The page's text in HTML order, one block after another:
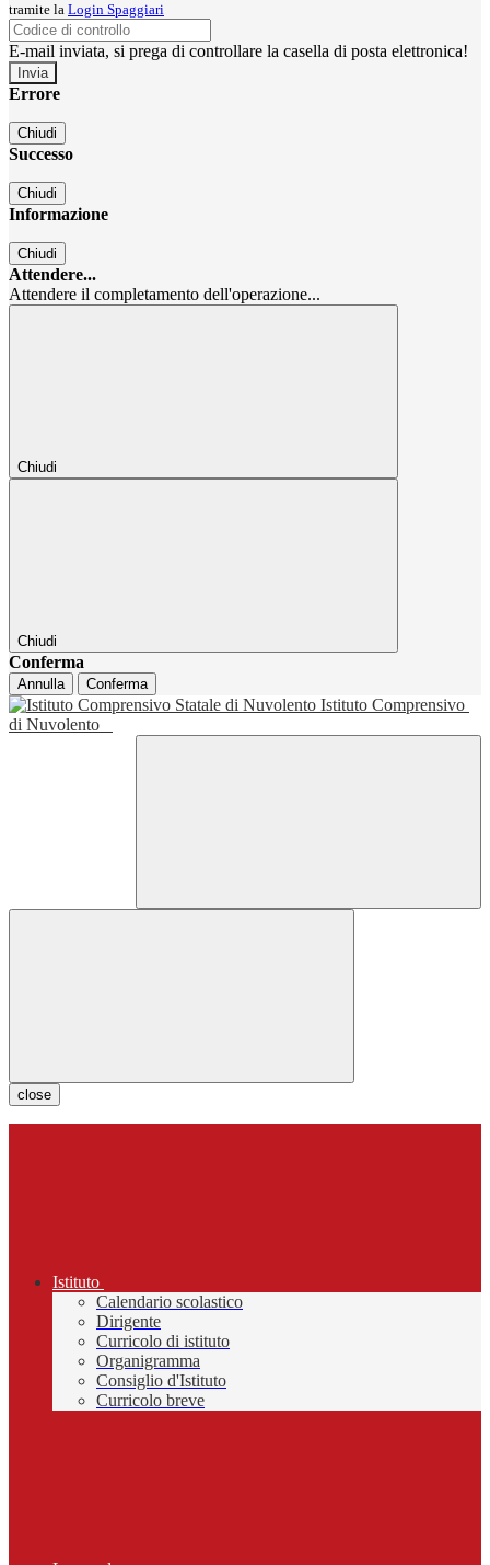
tramite la Login Spaggiari
E-mail inviata, si prega di controllare la casella di posta elettronica!
Errore
Chiudi
Successo
Chiudi
Informazione
Chiudi
Attendere...
Attendere il completamento dell'operazione...
Chiudi
Chiudi
Conferma
Annulla Conferma
Istituto Comprensivo
di Nuvolento
close
Istituto
Calendario scolastico
Dirigente
Curricolo di istituto
Organigramma
Consiglio d'Istituto
Curricolo breve